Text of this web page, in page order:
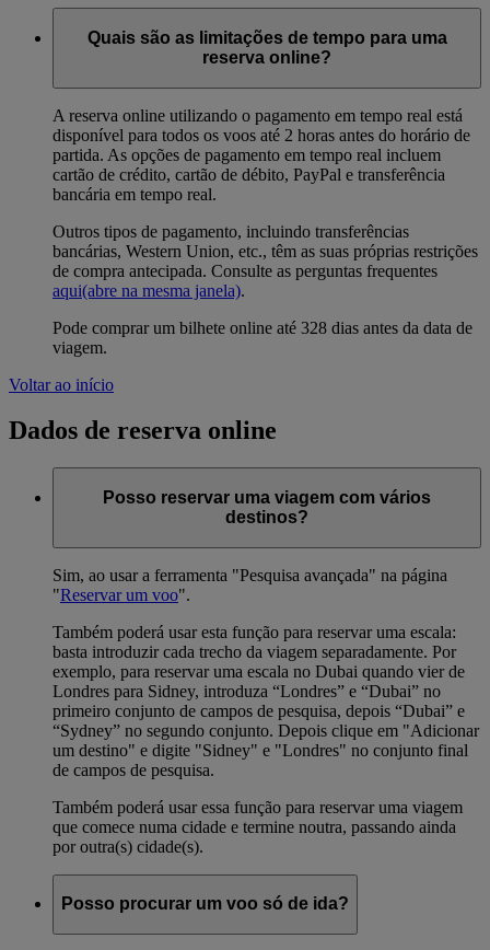
Quais são as limitações de tempo para uma
reserva online?
A reserva online utilizando o pagamento em tempo real está
disponível para todos os voos até 2 horas antes do horário de
partida. As opções de pagamento em tempo real incluem
cartão de crédito, cartão de débito, PayPal e transferência
bancária em tempo real.
Outros tipos de pagamento, incluindo transferências
bancárias, Western Union, etc., têm as suas próprias restrições
de compra antecipada. Consulte as perguntas frequentes
aqui(abre na mesma janela).
Pode comprar um bilhete online até 328 dias antes da data de
viagem.
Voltar ao início
Dados de reserva online
Posso reservar uma viagem com vários
destinos?
Sim, ao usar a ferramenta "Pesquisa avançada" na página
"Reservar um voo".
Também poderá usar esta função para reservar uma escala:
basta introduzir cada trecho da viagem separadamente. Por
exemplo, para reservar uma escala no Dubai quando vier de
Londres para Sidney, introduza “Londres” e “Dubai” no
primeiro conjunto de campos de pesquisa, depois “Dubai” e
“Sydney” no segundo conjunto. Depois clique em "Adicionar
um destino" e digite "Sidney" e "Londres" no conjunto final
de campos de pesquisa.
Também poderá usar essa função para reservar uma viagem
que comece numa cidade e termine noutra, passando ainda
por outra(s) cidade(s).
Posso procurar um voo só de ida?